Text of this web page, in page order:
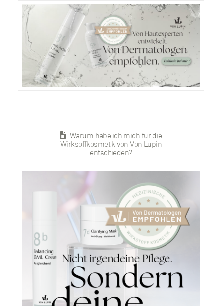
Warum habe ich mich für die
Wirksoffkosmetik von Von Lupin
entschieden?